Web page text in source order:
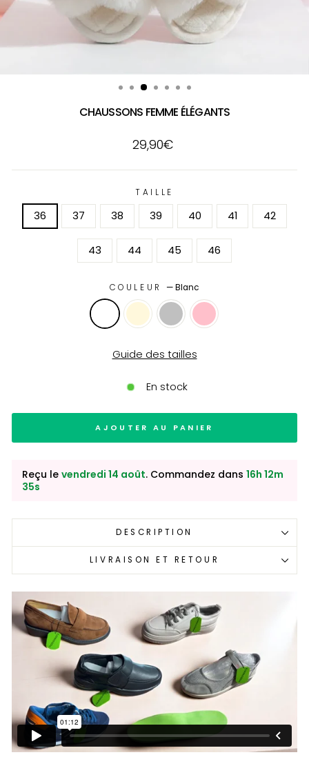
CHAUSSONS FEMME ÉLÉGANTS
Prix
régulier
29,90€
TAILLE
36 37 38 39 40 41 42
43 44 45 46
COULEUR—Blanc
Guide des tailles
En stock
AJOUTER AU PANIER
Reçu le vendredi 14 août. Commandez dans 16h 12m
34s
DESCRIPTION
LIVRAISON ET RETOUR